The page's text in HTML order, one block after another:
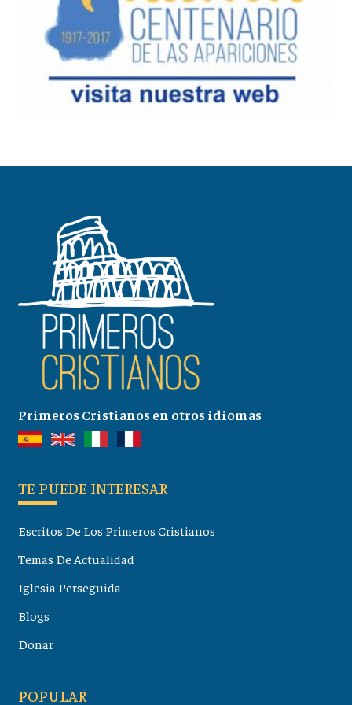
Primeros Cristianos en otros idiomas
TE PUEDE INTERESAR
Escritos De Los Primeros Cristianos
Temas De Actualidad
Iglesia Perseguida
Blogs
Donar
POPULAR